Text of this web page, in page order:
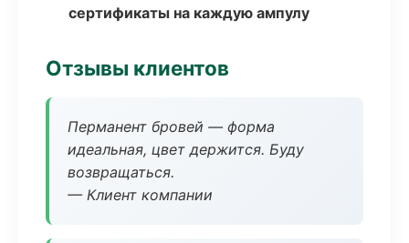
сертификаты на каждую ампулу
Отзывы клиентов
Перманент бровей — форма
идеальная, цвет держится. Буду
возвращаться.
— Клиент компании